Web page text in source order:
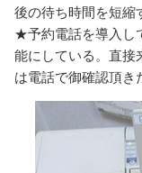
後の待ち時間を短縮
★予約電話を導入し
能にしている。直接
は電話で御確認頂き